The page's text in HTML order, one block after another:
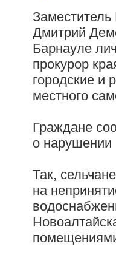
Дмитрий
Барнауле
прокурор
городские и
местного
Граждане
о нарушении
Так,
на